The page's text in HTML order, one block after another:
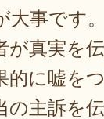
大事です。
が真実を
的に嘘を
の主訴を